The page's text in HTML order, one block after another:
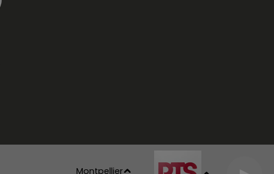
Montpellier